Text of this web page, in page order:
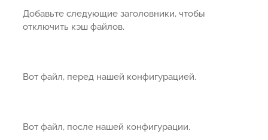
Добавьте следующие заголовники, чтобы
отключить кэш файлов.
Вот файл, перед нашей конфигурацией.
Вот файл, после нашей конфигурации.